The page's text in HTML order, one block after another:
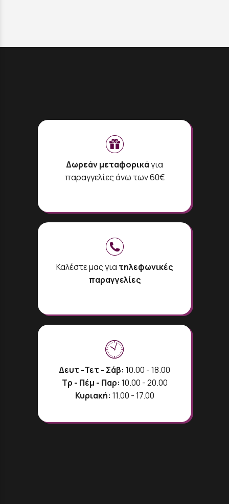
Δωρεάν μεταφορικάγια
παραγγελίες άνω των 60€
Καλέστε μας για τηλεφωνικές
παραγγελίες
Δευτ -Τετ - Σάβ: 10.00 - 18.00
Τρ - Πέμ - Παρ: 10.00 - 20.00
Κυριακή: 11.00 - 17.00